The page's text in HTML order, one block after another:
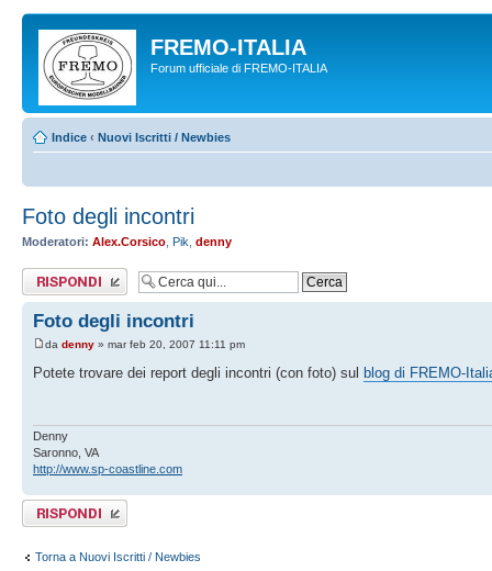
FREMO-ITALIA
Forum ufficiale di FREMO-ITALIA
Indice ‹ Nuovi Iscritti / Newbies
Foto degli incontri
Moderatori: Alex.Corsico Pik denny
Rispondi al
messaggio
Foto degli incontri
da denny » mar feb 20, 2007 11:11 pm
Potete trovare dei report degli incontri (con foto) sul blog di FREMO-
Denny
Saronno, VA
http://www.sp-coastline.com
Rispondi al
messaggio
Torna a Nuovi Iscritti / Newbies